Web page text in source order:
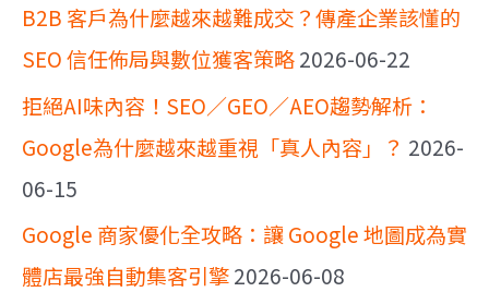
B2B 客戶為什麼越來越難成交？傳產企業該懂的
SEO 信任佈局與數位獲客策略2026-06-22
拒絕AI味內容！SEO／GEO／AEO趨勢解析：
Google為什麼越來越重視「真人內容」？ 2026-
06-15
Google 商家優化全攻略：讓 Google 地圖成為實
體店最強自動集客引擎2026-06-08